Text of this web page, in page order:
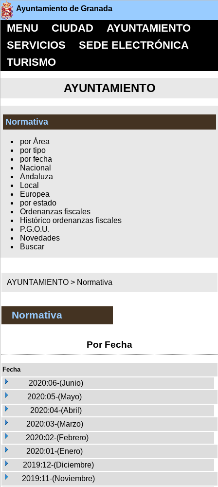
Ayuntamiento de Granada
MENU CIUDAD
AYUNTAMIENTO
SERVICIOS
SEDE ELECTRÓNICA
TURISMO
AYUNTAMIENTO
Normativa
por Área
por tipo
por fecha
Nacional
Andaluza
Local
Europea
por estado
Ordenanzas fiscales
Histórico ordenanzas fiscales
P.G.O.U.
Novedades
Buscar
AYUNTAMIENTO > Normativa
Normativa
Por Fecha
Fecha
2020:06-(Junio)
2020:05-(Mayo)
2020:04-(Abril)
2020:03-(Marzo)
2020:02-(Febrero)
2020:01-(Enero)
2019:12-(Diciembre)
2019:11-(Noviembre)